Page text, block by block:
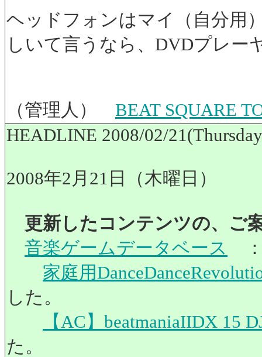
ヘッドフォンはマイ（自分用
しいて言うなら、DVDプレー
（管理人） BEAT SQUARE
HEADLINE 2008/02/
2008年2月21日（木曜日）
更新したコンテンツの、ご
音楽ゲームデータベース
家庭用
した。
【AC】beatmaniaIIDX 15
た。